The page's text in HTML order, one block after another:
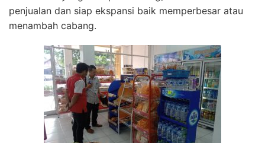
penjualan dan siap ekspansi baik memperbesar atau
menambah cabang.